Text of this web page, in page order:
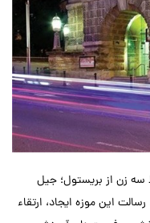
(بَم) در سال 1342 توسط سه زن از بریستول؛ جیل
این موزه ایجاد، ارتقاء